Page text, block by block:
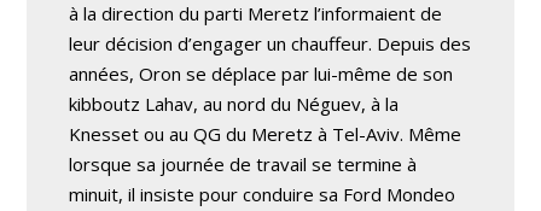
à la direction du parti Meretz l’informaient de
leur décision d’engager un chauffeur. Depuis des
années, Oron se déplace par lui-même de son
kibboutz Lahav, au nord du Néguev, à la
Knesset ou au QG du Meretz à Tel-Aviv. Même
lorsque sa journée de travail se termine à
minuit, il insiste pour conduire sa Ford Mondeo